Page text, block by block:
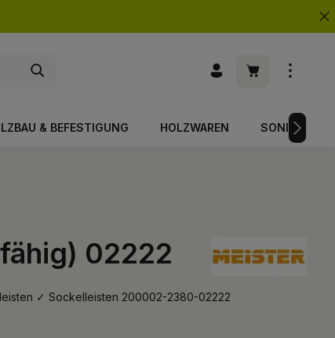
Warenkorb
& BEFESTIGUNG HOLZWAREN
02222
✓ Sockelleisten 200002-2380-02222